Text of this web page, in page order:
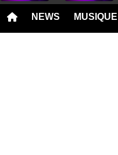
NEWS MUSIQUE